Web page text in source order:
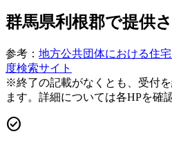
群馬県利根郡で提供
参考： 地方公共団体における住
度検索サイト
※終了の記載がなくとも、受付
ます。詳細については各HPを確
check_circle